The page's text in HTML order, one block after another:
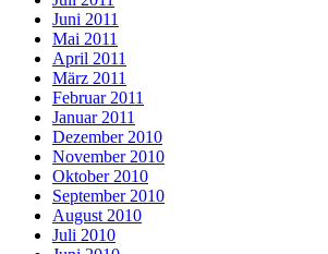
Juni 2011
Mai 2011
April 2011
März 2011
Februar 2011
Januar 2011
Dezember 2010
November 2010
Oktober 2010
September 2010
August 2010
Juli 2010